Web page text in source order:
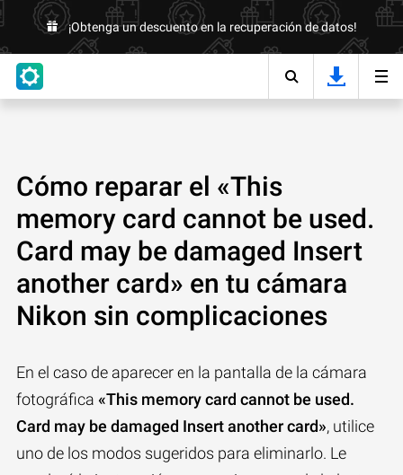
¡Obtenga un descuento en la recuperación de datos!
Cómo reparar el «This
memory card cannot be used.
Card may be damaged Insert
another card» en tu cámara
Nikon sin complicaciones
En el caso de aparecer en la pantalla de la cámara
fotográfica «This memory card cannot be used.
Card may be damaged Insert another card», utilice
uno de los modos sugeridos para eliminarlo. Le